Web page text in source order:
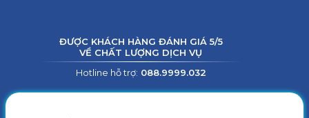
ĐƯỢC KHÁCH HÀNG ĐÁNH GIÁ 5/5
VỀ CHẤT LƯỢNG DỊCH VỤ
Hotline hỗ trợ: 088.9999.032